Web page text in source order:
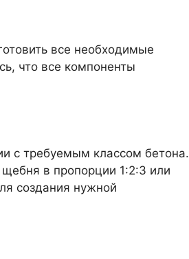
все необходимые
что все компоненты
с требуемым классом бетона.
в пропорции 1:2:3 или
создания нужной